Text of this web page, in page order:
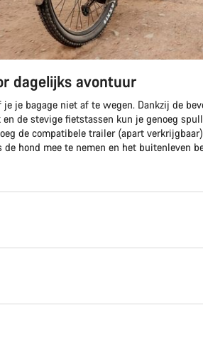
dagelijks avontuur
je je bagage niet af te wegen. Dankzij de
de stevige fietstassen kun je genoeg
de compatibele trailer (apart
hond mee te nemen en het buitenleven